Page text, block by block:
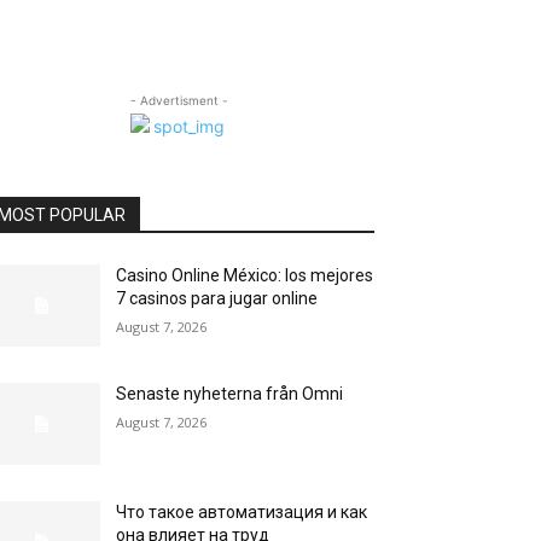
- Advertisment -
POPULAR
Casino Online México: los mejores
7 casinos para jugar online
August 7, 2026
Senaste nyheterna från Omni
August 7, 2026
Что такое автоматизация и как
она влияет на труд